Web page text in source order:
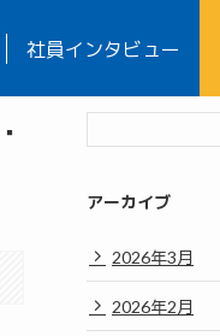
社員インタビュー
アーカイブ
2026年3月
2026年2月